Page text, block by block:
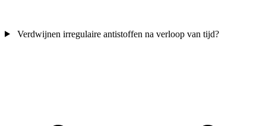
Verdwijnen irregulaire antistoffen na verloop van tijd?